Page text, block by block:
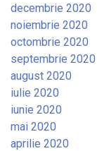
decembrie 2020
noiembrie 2020
octombrie 2020
septembrie 2020
august 2020
iulie 2020
iunie 2020
mai 2020
aprilie 2020